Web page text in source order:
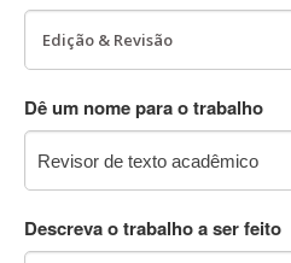
Dê um nome para o trabalho
Descreva o trabalho a ser feito